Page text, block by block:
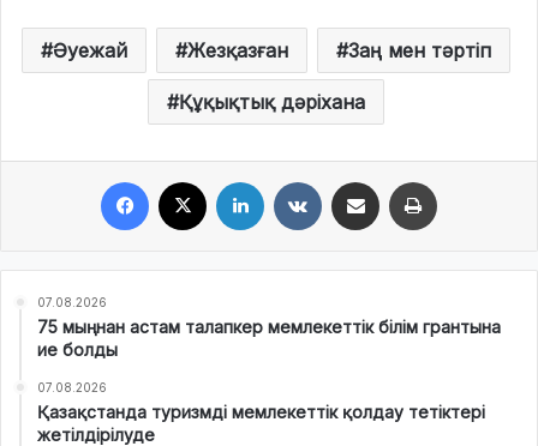
Әуежай Жезқазған Заң мен тәртіп
Құқықтық дәріхана
07.08.2026
75 мыңнан астам талапкер мемлекеттік білім грантына
ие болды
07.08.2026
Қазақстанда туризмді мемлекеттік қолдау тетіктері
жетілдірілуде